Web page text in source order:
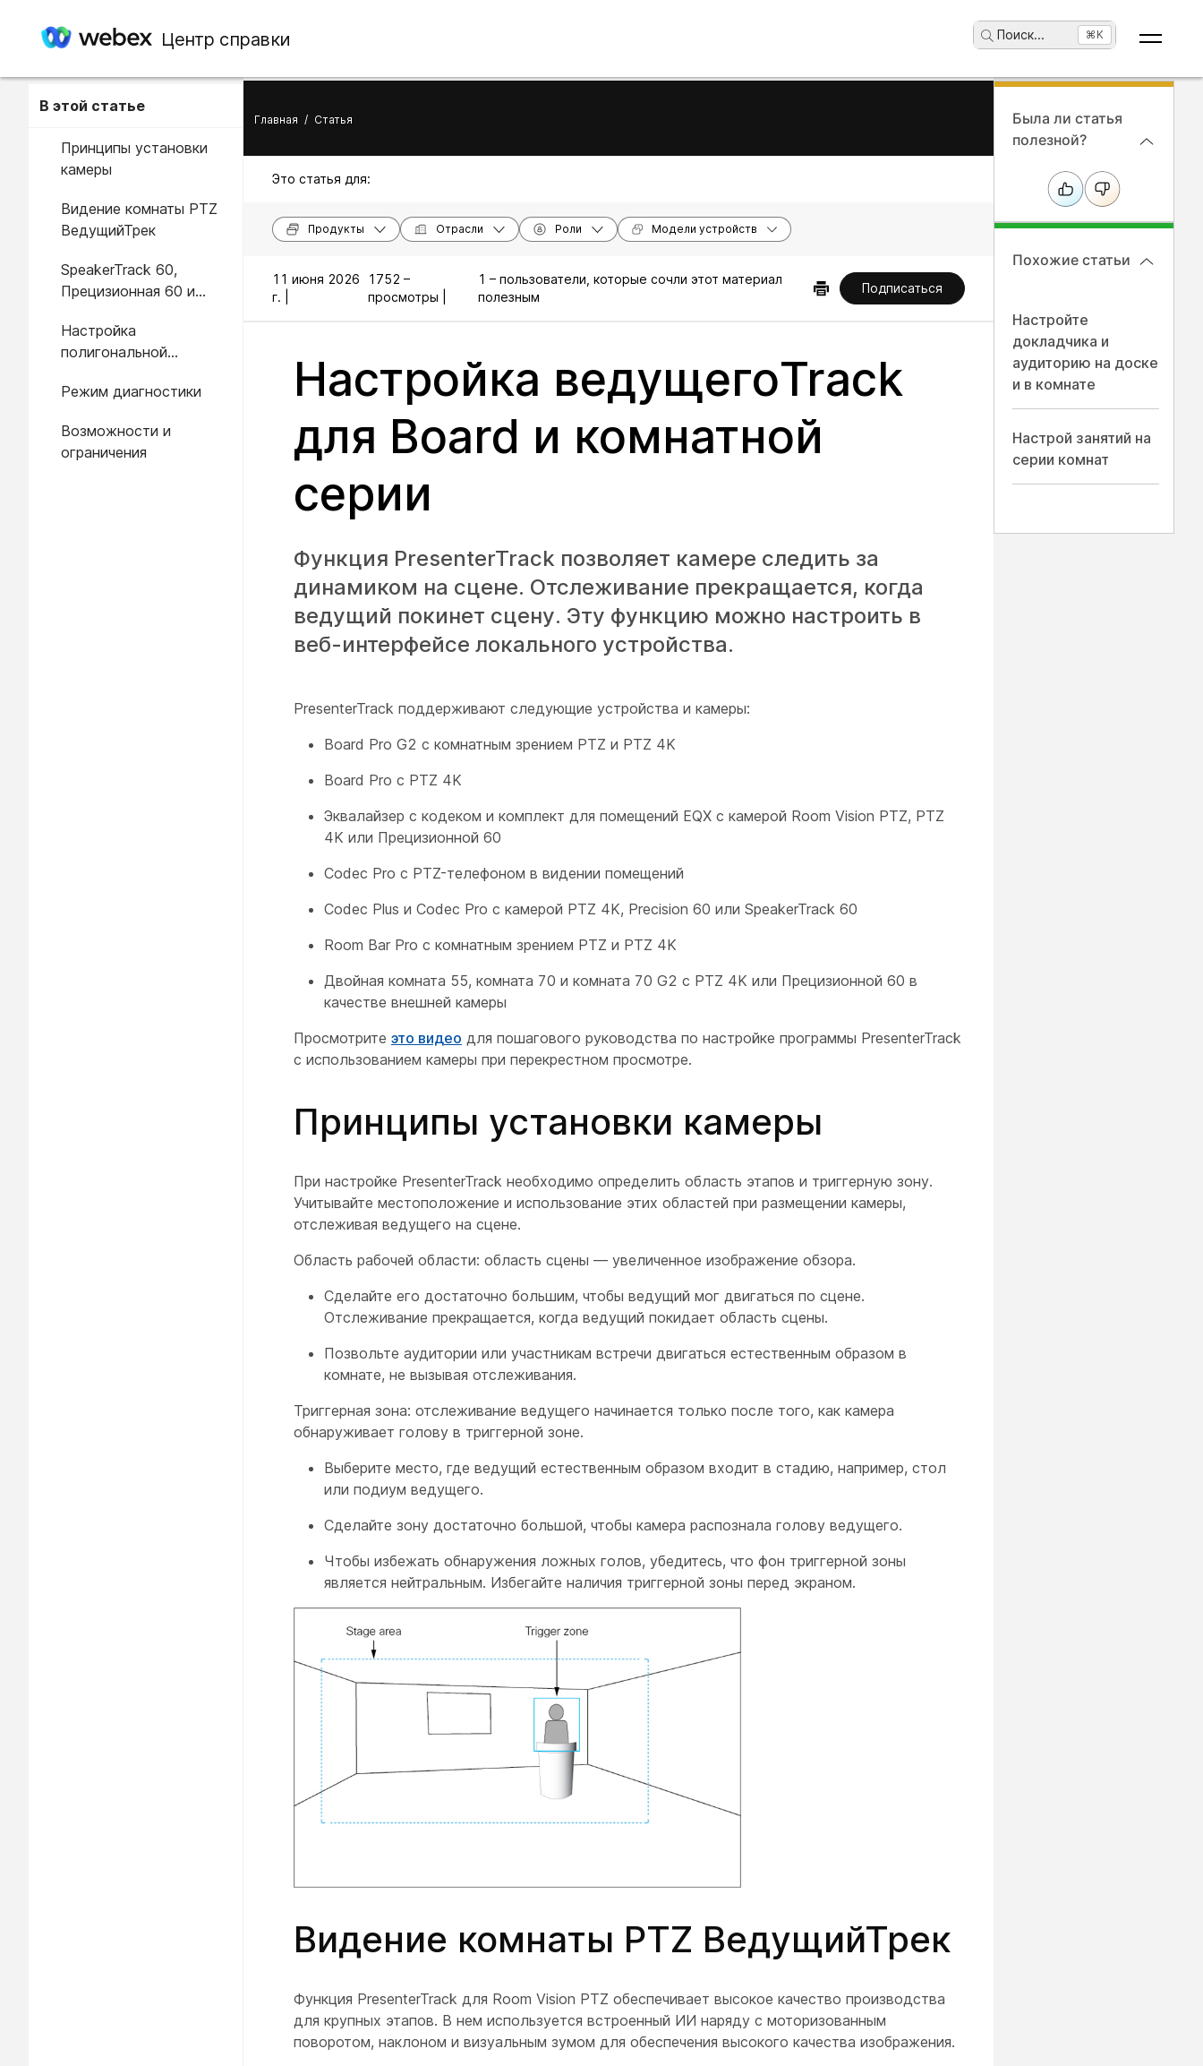
Центр справки Поиск... ⌘K
В этой статье
Принципы установки
камеры
Видение комнаты PTZ
ВедущийТрек
SpeakerTrack 60,
Прецизионная 60 и
PresenterTrack
Настройка
полигональной
Режим диагностики
Возможности и
ограничения
Главная / Статья
Это статья для:
Продукты Отрасли Роли Модели устройств
11 июня 2026
г. |
1752 –
просмотры |
1 – пользователи, которые сочли этот материал
полезным
Подписаться
Настройка ведущегоTrack
для Board и комнатной
серии
Функция PresenterTrack позволяет камере следить за
динамиком на сцене. Отслеживание прекращается, когда
ведущий покинет сцену. Эту функцию можно настроить в
веб-интерфейсе локального устройства.
PresenterTrack поддерживают следующие устройства и камеры:
Board Pro G2 с комнатным зрением PTZ и PTZ 4K
Board Pro с PTZ 4K
Эквалайзер с кодеком и комплект для помещений EQX с камерой Room Vision PTZ, PTZ
4K или Прецизионной 60
Codec Pro с PTZ-телефоном в видении помещений
Codec Plus и Codec Pro с камерой PTZ 4K, Precision 60 или SpeakerTrack 60
Room Bar Pro с комнатным зрением PTZ и PTZ 4K
Двойная комната 55, комната 70 и комната 70 G2 с PTZ 4K или Прецизионной 60 в
качестве внешней камеры
Просмотрите это видео для пошагового руководства по настройке программы PresenterTrack
с использованием камеры при перекрестном просмотре.
Принципы установки камеры
При настройке PresenterTrack необходимо определить область этапов и триггерную зону.
Учитывайте местоположение и использование этих областей при размещении камеры,
отслеживая ведущего на сцене.
Область рабочей области: область сцены — увеличенное изображение обзора.
Сделайте его достаточно большим, чтобы ведущий мог двигаться по сцене.
Отслеживание прекращается, когда ведущий покидает область сцены.
Позвольте аудитории или участникам встречи двигаться естественным образом в
комнате, не вызывая отслеживания.
Триггерная зона: отслеживание ведущего начинается только после того, как камера
обнаруживает голову в триггерной зоне.
Выберите место, где ведущий естественным образом входит в стадию, например, стол
или подиум ведущего.
Сделайте зону достаточно большой, чтобы камера распознала голову ведущего.
Чтобы избежать обнаружения ложных голов, убедитесь, что фон триггерной зоны
является нейтральным. Избегайте наличия триггерной зоны перед экраном.
Видение комнаты PTZ ВедущийТрек
Функция PresenterTrack для Room Vision PTZ обеспечивает высокое качество производства
для крупных этапов. В нем используется встроенный ИИ наряду с моторизованным
поворотом, наклоном и визуальным зумом для обеспечения высокого качества изображения.
Была ли статья
полезной?
Похожие статьи
Настройте
докладчика и
аудиторию на доске
и в комнате
Настрой занятий на
серии комнат